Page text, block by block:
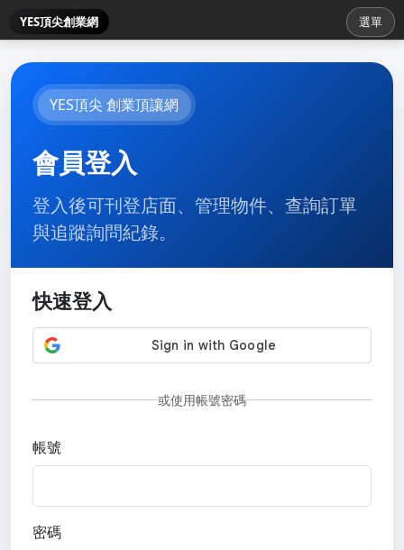
YES頂尖創業網 選單
YES頂尖 創業頂讓網
會員登入
登入後可刊登店面、管理物件、查詢訂單
與追蹤詢問紀錄。
快速登入
或使用帳號密碼
帳號
密碼